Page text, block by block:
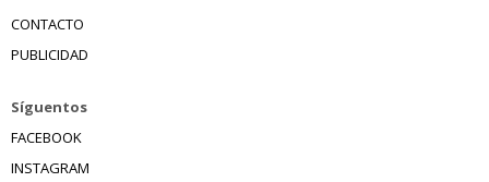
CONTACTO
PUBLICIDAD
Síguentos
FACEBOOK
INSTAGRAM